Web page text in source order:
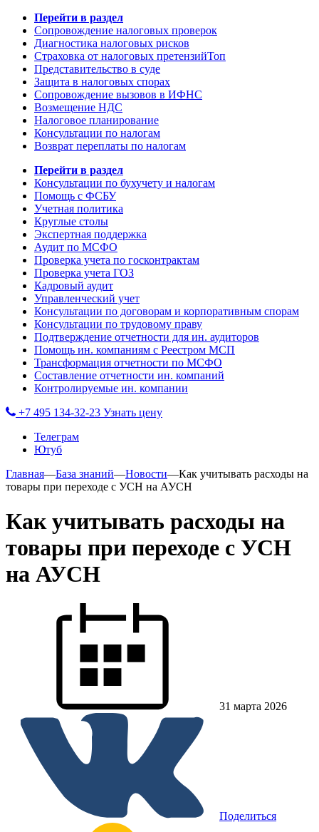
Перейти в раздел
Сопровождение налоговых проверок
Диагностика налоговых рисков
Страховка от налоговых претензийТоп
Представительство в суде
Защита в налоговых спорах
Сопровождение вызовов в ИФНС
Возмещение НДС
Налоговое планирование
Консультации по налогам
Возврат переплаты по налогам
Перейти в раздел
Консультации по бухучету и налогам
Помощь с ФСБУ
Учетная политика
Круглые столы
Экспертная поддержка
Аудит по МСФО
Проверка учета по госконтрактам
Проверка учета ГОЗ
Кадровый аудит
Управленческий учет
Консультации по договорам и корпоративным спорам
Консультации по трудовому праву
Подтверждение отчетности для ин. аудиторов
Помощь ин. компаниям с Реестром МСП
Трансформация отчетности по МСФО
Составление отчетности ин. компаний
Контролируемые ин. компании
+7 495 134-32-23 Узнать цену
Телеграм
Ютуб
Главная—База знаний—Новости—Как учитывать расходы на
товары при переходе с УСН на АУСН
Как учитывать расходы на
товары при переходе с УСН
на АУСН
31 марта 2026
Поделиться